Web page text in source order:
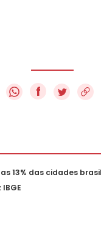
f
13% das cidades